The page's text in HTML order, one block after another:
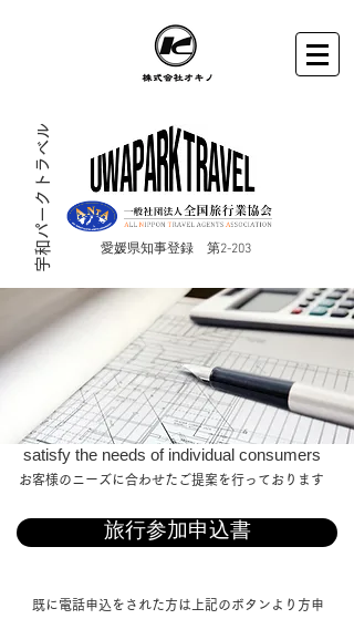
宇和パークトラベル ​愛媛県知事登録 第2-203
satisfy the needs of individual consumers
お客様のニーズに合わせたご提案を行っております
旅行参加申込書
既に電話申込をされた方は上記のボタンより方申